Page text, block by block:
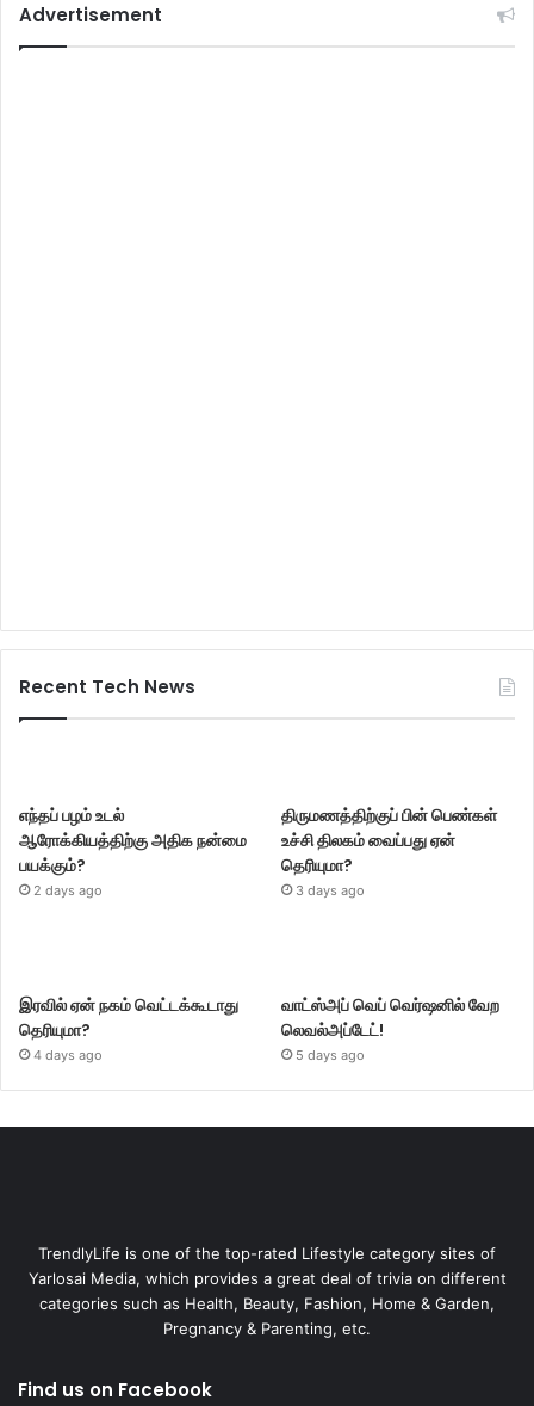
Advertisement
Recent Tech News
எந்தப் பழம் உடல்
ஆரோக்கியத்திற்கு அதிக நன்மை
பயக்கும்?
2 days ago
திருமணத்திற்குப் பின் பெண்கள்
உச்சி திலகம் வைப்பது ஏன்
தெரியுமா?
3 days ago
இரவில் ஏன் நகம் வெட்டக்கூடாது
தெரியுமா?
4 days ago
வாட்ஸ்அப் வெப் வெர்ஷனில் வேற
லெவல்அப்டேட்!
5 days ago
TrendlyLife is one of the top-rated Lifestyle category sites of
Yarlosai Media, which provides a great deal of trivia on different
categories such as Health, Beauty, Fashion, Home & Garden,
Pregnancy & Parenting, etc.
Find us on Facebook